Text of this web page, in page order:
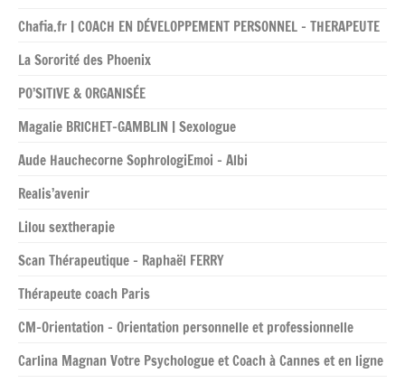
Chafia.fr | COACH EN DÉVELOPPEMENT PERSONNEL – THERAPEUTE
La Sororité des Phoenix
PO’SITIVE & ORGANISÉE
Magalie BRICHET-GAMBLIN | Sexologue
Aude Hauchecorne SophrologiEmoi – Albi
Realis’avenir
Lilou sextherapie
Scan Thérapeutique – Raphaël FERRY
Thérapeute coach Paris
CM-Orientation – Orientation personnelle et professionnelle
Carlina Magnan Votre Psychologue et Coach à Cannes et en ligne